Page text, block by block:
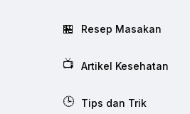
🏪 Resep Masakan
📺 Artikel Kesehatan
🕒 Tips dan Trik